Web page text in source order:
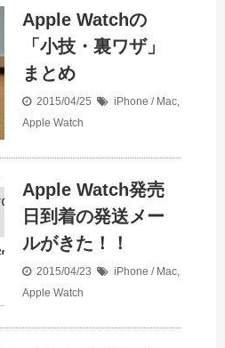
Apple Watchの
「小技・裏ワザ」
まとめ
2015/04/25 iPhone / Mac
Apple Watch
Apple Watch発売
日到着の発送メー
ルがきた！！
2015/04/23 iPhone / Mac
Apple Watch